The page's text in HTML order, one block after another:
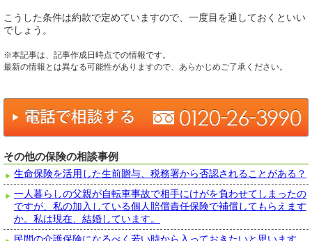
こうした条件は約款で定めていますので、一度目を通しておくといい
でしょう。
※本記事は、記事作成日時点での情報です。
最新の情報とは異なる可能性がありますので、あらかじめご了承ください。
その他の保険の相談事例
生命保険を活用した生前贈与、税務署から否認されることがある？
一人暮らしの父親が自転車事故で相手にけがを負わせてしまったの
ですが、私の加入している個人賠償責任保険で補償してもらえます
か。私は現在、結婚しています。
民間の介護保険になるべく若い時から入っておきたいと思います。